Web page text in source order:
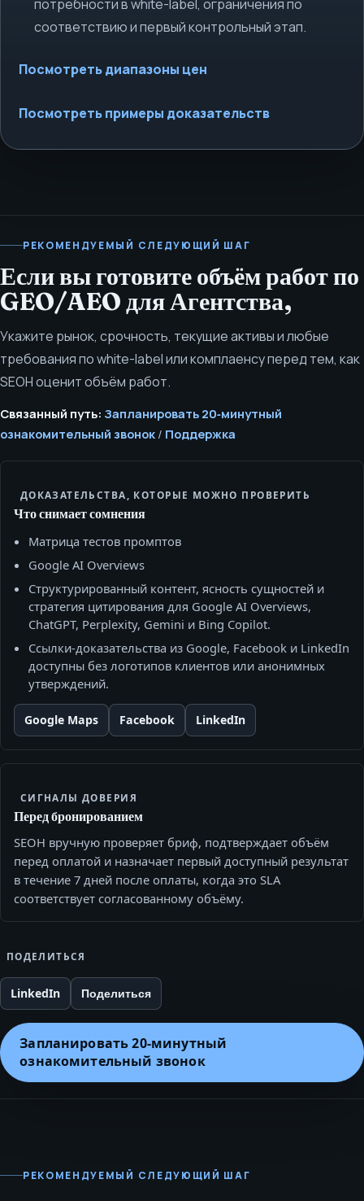
потребности в white-label, ограничения по
соответствию и первый контрольный этап.
Посмотреть диапазоны цен
Посмотреть примеры доказательств
РЕКОМЕНДУЕМЫЙ СЛЕДУЮЩИЙ ШАГ
Если вы готовите объём работ по
GEO/AEO для Агентства,
Укажите рынок, срочность, текущие активы и любые
требования по white-label или комплаенсу перед тем, как
SEOH оценит объём работ.
Связанный путь: Запланировать 20‑минутный
ознакомительный звонок / Поддержка
ДОКАЗАТЕЛЬСТВА, КОТОРЫЕ МОЖНО ПРОВЕРИТЬ
Что снимает сомнения
Матрица тестов промптов
Google AI Overviews
Структурированный контент, ясность сущностей и
стратегия цитирования для Google AI Overviews,
ChatGPT, Perplexity, Gemini и Bing Copilot.
Ссылки‑доказательства из Google, Facebook и LinkedIn
доступны без логотипов клиентов или анонимных
утверждений.
Google Maps Facebook LinkedIn
СИГНАЛЫ ДОВЕРИЯ
Перед бронированием
SEOH вручную проверяет бриф, подтверждает объём
перед оплатой и назначает первый доступный результат
в течение 7 дней после оплаты, когда это SLA
соответствует согласованному объёму.
ПОДЕЛИТЬСЯ
LinkedIn Поделиться
Запланировать 20‑минутный
ознакомительный звонок
РЕКОМЕНДУЕМЫЙ СЛЕДУЮЩИЙ ШАГ